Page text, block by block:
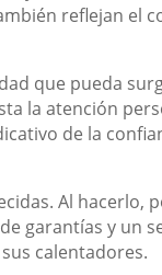
reflejan el
que pueda
la atención
de la
Al hacerlo,
garantías y un
calentadores.